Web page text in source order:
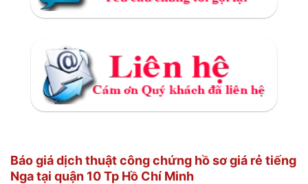
Báo giá dịch thuật công chứng hồ sơ giá rẻ tiếng
Nga tại quận 10 Tp Hồ Chí Minh